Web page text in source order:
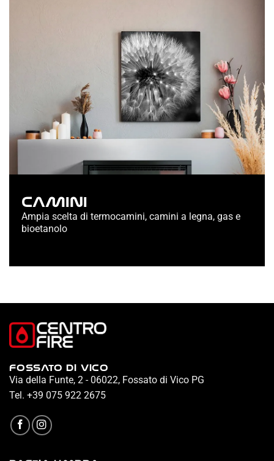
CAMINI
Ampia scelta di termocamini, camini a legna, gas e
bioetanolo
FOSSATO DI VICO
Via della Funte, 2 - 06022, Fossato di Vico PG
Tel. +39 075 922 2675